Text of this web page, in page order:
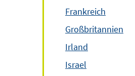
Frankreich
Großbritannien
Irland
Israel